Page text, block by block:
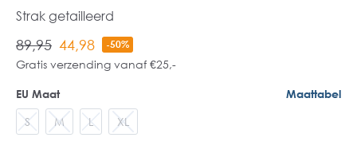
Strak getailleerd
89,95 44,98 -50%
Gratis verzending vanaf €25,-
EU Maat Maattabel
S M L XL